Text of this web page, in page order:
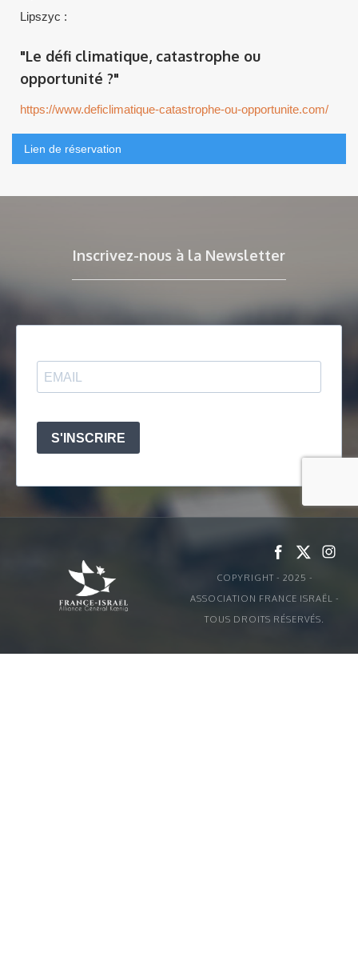
Lipszyc :
"Le défi climatique, catastrophe ou
opportunité ?"
https://www.deficlimatique-catastrophe-ou-opportunite.com/
Lien de réservation
Inscrivez-nous à la Newsletter
COPYRIGHT - 2025 -
ASSOCIATION FRANCE ISRAËL -
TOUS DROITS RÉSERVÉS.